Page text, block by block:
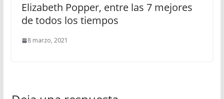
Elizabeth Popper, entre las 7 mejores
de todos los tiempos
8 marzo, 2021